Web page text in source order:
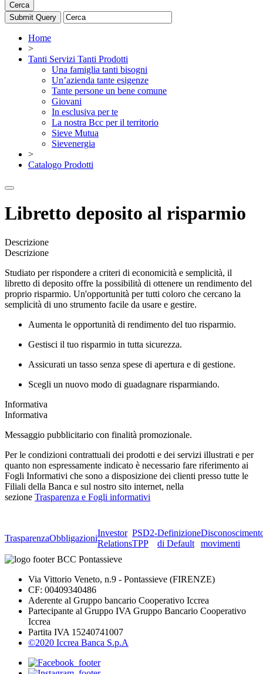
Cerca
Home
>
Tanti Servizi Tanti Prodotti
Una famiglia tanti bisogni
Un’azienda tante esigenze
Tante persone un bene comune
Giovani
In esclusiva per te
La nostra Bcc per il territorio
Sieve Mutua
Sievenergia
>
Catalogo Prodotti
Libretto deposito al risparmio
Descrizione
Descrizione
Studiato per rispondere a criteri di economicità e semplicità, il
libretto di deposito offre la possibilità di ottenere un rendimento del
proprio risparmio. Un'opportunità per tutti coloro che cercano la
semplicità di uno strumento facile da usare e gestire.
Aumenta le opportunità di rendimento del tuo risparmio.
Gestisci il tuo risparmio in tutta sicurezza.
Assicurati un tasso senza spese di apertura e di gestione.
Scegli un nuovo modo di guadagnare risparmiando.
Informativa
Informativa
Messaggio pubblicitario con finalità promozionale.
Per le condizioni contrattuali dei prodotti e dei servizi illustrati e per
quanto non espressamente indicato è necessario fare riferimento ai
Fogli Informativi che sono a disposizione dei clienti presso tutte le
Filiali della Banca e sul nostro sito internet, nella
sezione Trasparenza e Fogli informativi
TrasparenzaObbligazioni
Investor
Relations
PSD2-
TPP
Definizione
di Default
movimenti
Via Vittorio Veneto, n.9 - Pontassieve (FIRENZE)
CF: 00409340486
Aderente al Gruppo bancario Cooperativo Iccrea
Partecipante al Gruppo IVA Gruppo Bancario Cooperativo
Iccrea
Partita IVA 15240741007
©2020 Iccrea Banca S.p.A